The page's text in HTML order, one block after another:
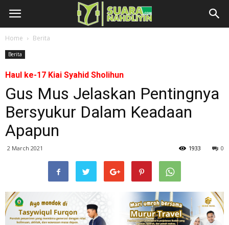
Home Berita
Berita
Haul ke-17 Kiai Syahid Sholihun
Gus Mus Jelaskan Pentingnya
Bersyukur Dalam Keadaan
Apapun
2 March 2021 0
1933